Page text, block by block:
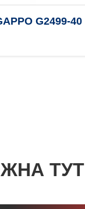
G2499-40
ТУТ